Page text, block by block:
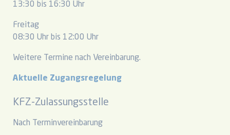
13:30 bis 16:30 Uhr
Freitag
08:30 Uhr bis 12:00 Uhr
Weitere Termine nach Vereinbarung.
Aktuelle Zugangsregelung
KFZ-Zulassungsstelle
Nach Terminvereinbarung